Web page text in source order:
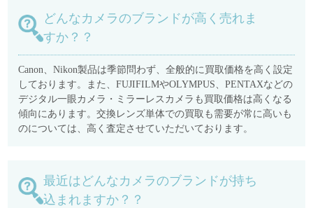
どんなカメラのブランドが高く売れま
すか？？
Canon、Nikon製品は季節問わず、全般的に買取価格を高く設定
しております。また、FUJIFILMやOLYMPUS、PENTAXなどの
デジタル一眼カメラ・ミラーレスカメラも買取価格は高くなる
傾向にあります。交換レンズ単体での買取も需要が常に高いも
のについては、高く査定させていただいております。
最近はどんなカメラのブランドが持ち
込まれますか？？